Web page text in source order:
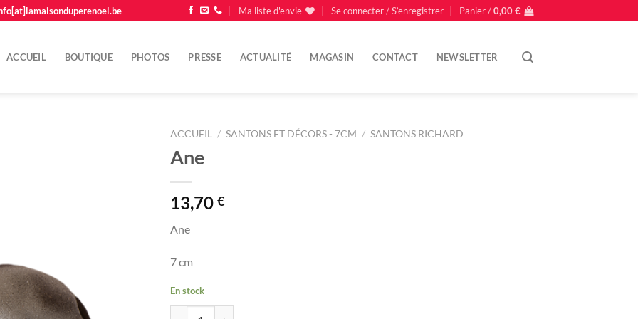
Ma liste d'envie Se connecter / S’enregistrer Panier /0,00€
ACCUEIL BOUTIQUE PHOTOS PRESSE ACTUALITÉ MAGASIN CONTACT NEWSLETTER
ACCUEIL / SANTONS ET DÉCORS - 7CM / SANTONS RICHARD
Ane
13,70 €
Ane
7 cm
En stock